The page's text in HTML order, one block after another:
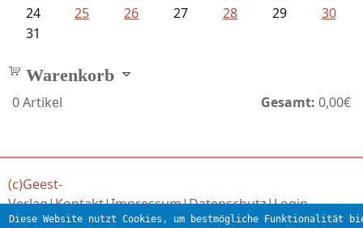
24
25 26 27 28 29
30
31
Warenkorb
0Artikel Gesamt: 0,00€
(c)Geest-
Verlag|Kontakt|Impressum|Datenschutz|Login
Diese Website nutzt Cookies, um bestmögliche Funktionalität